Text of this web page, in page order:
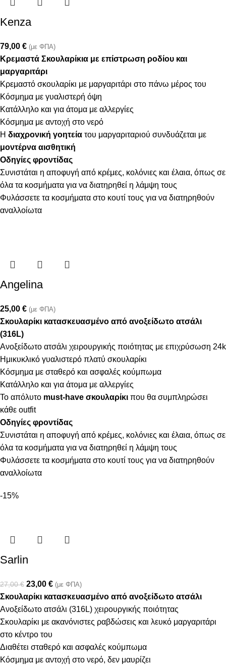
Kenza
79,00 € (με ΦΠΑ)
Κρεμαστά Σκουλαρίκια με επίστρωση ροδίου και
μαργαριτάρι
Κρεμαστό σκουλαρίκι με μαργαριτάρι στο πάνω μέρος του
Κόσμημα με γυαλιστερή όψη
Κατάλληλο και για άτομα με αλλεργίες
Κόσμημα με αντοχή στο νερό
Η διαχρονική γοητεία του μαργαριταριού συνδυάζεται με
μοντέρνα αισθητική
Οδηγίες φροντίδας
Συνιστάται η αποφυγή από κρέμες, κολόνιες και έλαια, όπως σε
όλα τα κοσμήματα για να διατηρηθεί η λάμψη τους
Φυλάσσετε τα κοσμήματα στο κουτί τους για να διατηρηθούν
αναλλοίωτα
Angelina
25,00 € (με ΦΠΑ)
Σκουλαρίκι κατασκευασμένο από ανοξείδωτο ατσάλι
(316L)
Ανοξείδωτο ατσάλι χειρουργικής ποιότητας με επιχρύσωση 24k
Ημικυκλικό γυαλιστερό πλατύ σκουλαρίκι
Κόσμημα με σταθερό και ασφαλές κούμπωμα
Κατάλληλο και για άτομα με αλλεργίες
Το απόλυτο must-have σκουλαρίκι που θα συμπληρώσει
κάθε outfit
Οδηγίες φροντίδας
Συνιστάται η αποφυγή από κρέμες, κολόνιες και έλαια, όπως σε
όλα τα κοσμήματα για να διατηρηθεί η λάμψη τους
Φυλάσσετε τα κοσμήματα στο κουτί τους για να διατηρηθούν
αναλλοίωτα
-15%
Sarlin
27,00€ 23,00 € (με ΦΠΑ)
Σκουλαρίκι κατασκευασμένο από ανοξείδωτο ατσάλι
Ανοξείδωτο ατσάλι (316L) χειρουργικής ποιότητας
Σκουλαρίκι με ακανόνιστες ραβδώσεις και λευκό μαργαριτάρι
στο κέντρο του
Διαθέτει σταθερό και ασφαλές κούμπωμα
Κόσμημα με αντοχή στο νερό, δεν μαυρίζει